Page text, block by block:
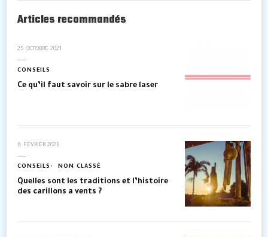
Articles recommandés
25 OCTOBRE 2021
CONSEILS
Ce qu’il faut savoir sur le sabre laser
8 FÉVRIER 2023
CONSEILS NON CLASSÉ
Quelles sont les traditions et l’histoire
des carillons a vents ?